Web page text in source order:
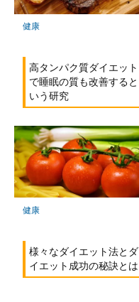
健康
高タンパク質ダイエット
で睡眠の質も改善すると
いう研究
健康
様々なダイエット法とダ
イエット成功の秘訣とは